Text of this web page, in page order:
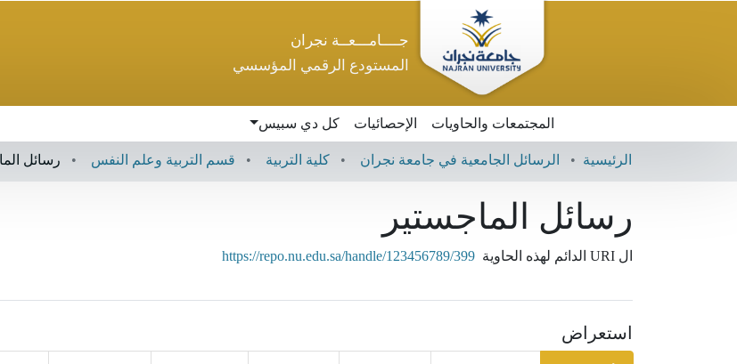
جــــامـــعــة نجران
المستودع الرقمي المؤسسي
المجتمعات والحاويات الإحصائيات كل دي سبيس
الرئيسية الرسائل الجامعية في جامعة نجران كلية التربية قسم التربية وعلم النفس رسائل
رسائل الماجستير
ال URI الدائم لهذه الحاوية https://repo.nu.edu.sa/handle/123456789/399
استعراض